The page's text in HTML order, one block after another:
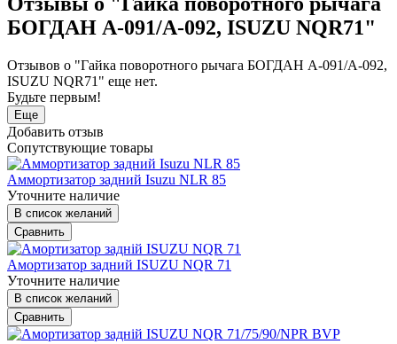
БОГДАН А-091/А-092, ISUZU NQR71"
Отзывов о "Гайка поворотного рычага БОГДАН А-091/А-092,
ISUZU NQR71" еще нет.
Будьте первым!
Еще
Добавить отзыв
Сопутствующие товары
Аммортизатор задний Isuzu NLR 85
Уточните наличие
В список желаний
Сравнить
Амортизатор задний ISUZU NQR 71
Уточните наличие
В список желаний
Сравнить